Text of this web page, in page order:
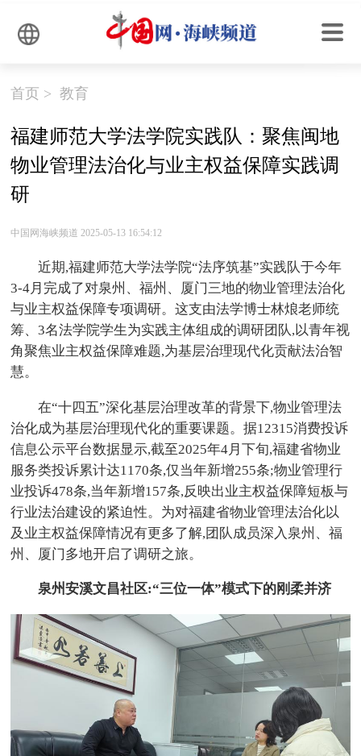
首页 >教育
福建师范大学法学院实践队：聚焦闽地
物业管理法治化与业主权益保障实践调
研
中国网海峡频道 2025-05-13 16:54:12
近期,福建师范大学法学院“法序筑基”实践队于今年
3-4月完成了对泉州、福州、厦门三地的物业管理法治化
与业主权益保障专项调研。这支由法学博士林烺老师统
筹、3名法学院学生为实践主体组成的调研团队,以青年视
角聚焦业主权益保障难题,为基层治理现代化贡献法治智
慧。
在“十四五”深化基层治理改革的背景下,物业管理法
治化成为基层治理现代化的重要课题。据12315消费投诉
信息公示平台数据显示,截至2025年4月下旬,福建省物业
服务类投诉累计达1170条,仅当年新增255条;物业管理行
业投诉478条,当年新增157条,反映出业主权益保障短板与
行业法治建设的紧迫性。为对福建省物业管理法治化以
及业主权益保障情况有更多了解,团队成员深入泉州、福
州、厦门多地开启了调研之旅。
泉州安溪文昌社区:“三位一体”模式下的刚柔并济